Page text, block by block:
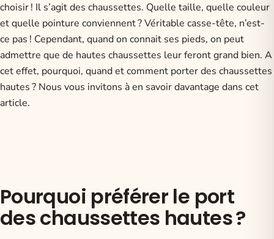
choisir ! Il s’agit des chaussettes. Quelle taille, quelle couleur
et quelle pointure conviennent ? Véritable casse-tête, n’est-
ce pas ! Cependant, quand on connait ses pieds, on peut
admettre que de hautes chaussettes leur feront grand bien. A
cet effet, pourquoi, quand et comment porter des chaussettes
hautes ? Nous vous invitons à en savoir davantage dans cet
article.
Pourquoi préférer le port
des chaussettes hautes ?